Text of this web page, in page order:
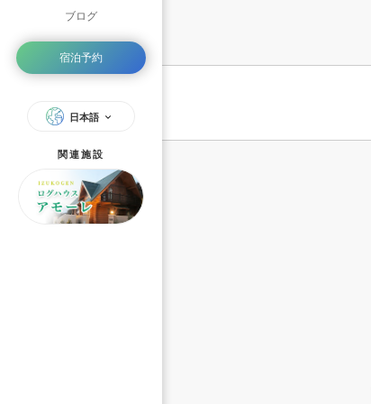
ブログ
宿泊予約
日本語
関連施設